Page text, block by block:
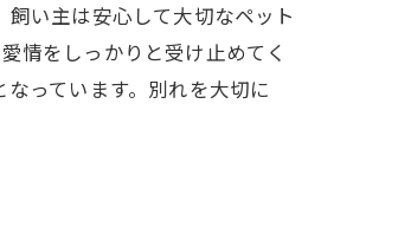
い主は安心して大切なペット
情をしっかりと受け止めてく
っています。別れを大切に